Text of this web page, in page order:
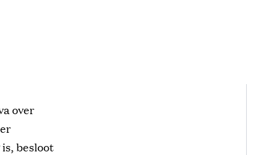
over
besloot